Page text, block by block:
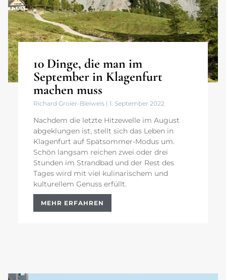
10 Dinge, die man im
September in Klagenfurt
machen muss
Richard Groier-Bleiweis 1. September 2022
Nachdem die letzte Hitzewelle im August
abgeklungen ist, stellt sich das Leben in
Klagenfurt auf Spätsommer-Modus um.
Schön langsam reichen zwei oder drei
Stunden im Strandbad und der Rest des
Tages wird mit viel kulinarischem und
kulturellem Genuss erfüllt.
MEHR ERFAHREN